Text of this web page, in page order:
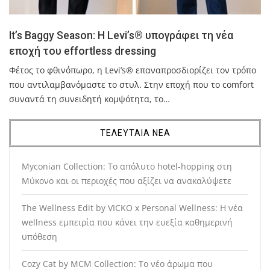
It’s Baggy Season: H Levi’s® υπογράφει τη νέα
εποχή του effortless dressing
Φέτος το φθινόπωρο, η Levi’s® επαναπροσδιορίζει τον τρόπο
που αντιλαμβανόμαστε το στυλ. Στην εποχή που το comfort
συναντά τη συνειδητή κομψότητα, το…
ΤΕΛΕΥΤΑΙΑ ΝΕΑ
Myconian Collection: Το απόλυτο hotel-hopping στη
Μύκονο και οι περιοχές που αξίζει να ανακαλύψετε
The Wellness Edit by VICKO x Personal Wellness: Η νέα
wellness εμπειρία που κάνει την ευεξία καθημερινή
υπόθεση
Cozy Cat by MCM Collection: Το νέο άρωμα που